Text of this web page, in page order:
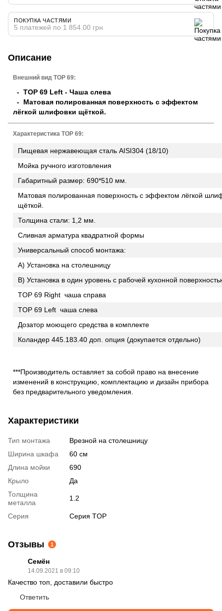
ПОКУПКА ЧАСТЯМИ
5 платежей по 1 854.00 грн
Описание
Внешний вид TOP 69:
- TOP 69 Left - Чаша слева
- Матовая полированная поверхность с эффектом
лёгкой шлифовки щёткой.
Характеристика TOP 69:
Пищевая нержавеющая сталь AISI304 (18/10)
Мойка ручного изготовления
Габаритный размер: 690*510 мм.
Матовая полированная поверхность с эффектом лёгкой
щёткой.
Толщина стали: 1,2 мм.
Сливная арматура квадратной формы
Универсальный способ монтажа:
А) Установка на столешницу
В) Установка в один уровень с рабочей кухонной
TOP 69 Right чаша справа
TOP 69 Left чаша слева
Дозатор моющего средства в комплекте
Коландер 445.183.40 доп. опция (докупается отдельно)
***Производитель оставляет за собой право на внесение
изменений в конструкцию, комплектацию и дизайн прибора
без предварительного уведомления.
Характеристики
Тип монтажа
Врезной на столешницу
Ширина шкафа
60 см
Длина мойки
690
Крыло
Да
Толщина
металла
1.2
Серия Серия TOP
Отзывы 1
Семён
14.09.2021 в 09:10
Качество топ, доставили быстро
Ответить